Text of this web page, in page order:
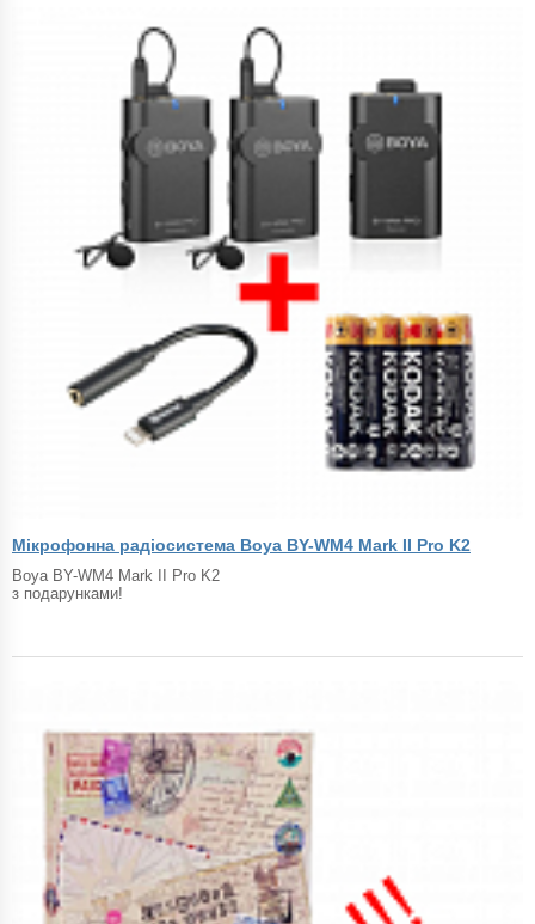
Мікрофонна радіосистема Boya BY-WM4 Mark II Pro K2
Boya BY-WM4 Mark II Pro K2
з подарунками!